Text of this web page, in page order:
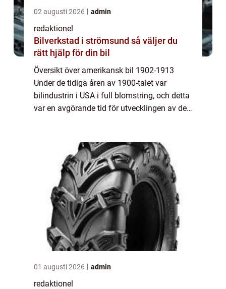
02 augusti 2026 admin
redaktionel
Bilverkstad i strömsund så väljer du
rätt hjälp för din bil
Översikt över amerikansk bil 1902-1913
Under de tidiga åren av 1900-talet var
bilindustrin i USA i full blomstring, och detta
var en avgörande tid för utvecklingen av den
01 augusti 2026 admin
redaktionel